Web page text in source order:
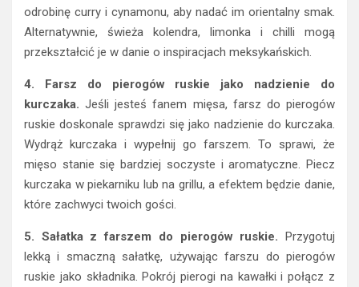
odrobinę curry i cynamonu, aby nadać im orientalny smak.
Alternatywnie, świeża kolendra, limonka i chilli mogą
przekształcić je w danie o inspiracjach meksykańskich.
4. Farsz do pierogów ruskie jako nadzienie do
kurczaka.Jeśli jesteś fanem mięsa, farsz do pierogów
ruskie doskonale sprawdzi się jako nadzienie do kurczaka.
Wydrąż kurczaka i wypełnij go farszem. To sprawi, że
mięso stanie się bardziej soczyste i aromatyczne. Piecz
kurczaka w piekarniku lub na grillu, a efektem będzie danie,
które zachwyci twoich gości.
5. Sałatka z farszem do pierogów ruskie. Przygotuj
lekką i smaczną sałatkę, używając farszu do pierogów
ruskie jako składnika. Pokrój pierogi na kawałki i połącz z